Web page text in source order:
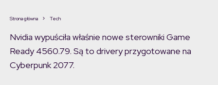
Strona główna Tech
Nvidia wypuściła właśnie nowe sterowniki Game
Ready 4560.79. Są to drivery przygotowane na
Cyberpunk 2077.